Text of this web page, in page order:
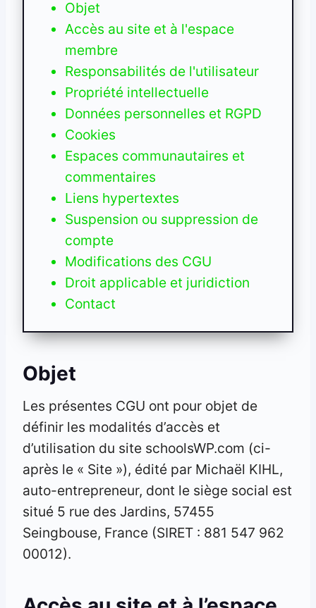
Objet
Accès au site et à l'espace
membre
Responsabilités de l'utilisateur
Propriété intellectuelle
Données personnelles et RGPD
Cookies
Espaces communautaires et
commentaires
Liens hypertextes
Suspension ou suppression de
compte
Modifications des CGU
Droit applicable et juridiction
Contact
Objet
Les présentes CGU ont pour objet de
définir les modalités d’accès et
d’utilisation du site schoolsWP.com (ci-
après le « Site »), édité par Michaël KIHL,
auto-entrepreneur, dont le siège social est
situé 5 rue des Jardins, 57455
Seingbouse, France (SIRET : 881 547 962
00012).